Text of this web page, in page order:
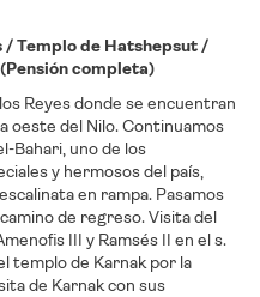
/ Templo de Hatshepsut /
completa)
Reyes donde se encuentran
oeste del Nilo. Continuamos
Bahari, uno de los
y hermosos del país,
en rampa. Pasamos
de regreso. Visita del
III y Ramsés II en el s.
templo de Karnak por la
de Karnak con sus